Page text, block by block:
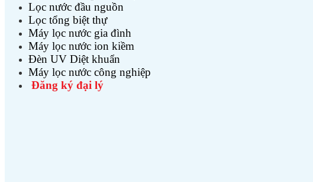
Lọc nước đầu nguồn
Lọc tổng biệt thự
Máy lọc nước gia đình
Máy lọc nước ion kiềm
Đèn UV Diệt khuẩn
Máy lọc nước công nghiệp
Đăng ký đại lý